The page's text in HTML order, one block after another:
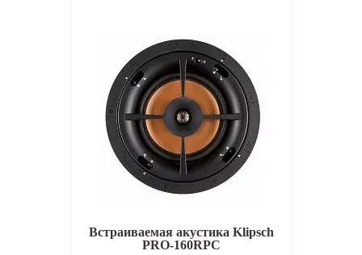
Встраиваемая акустикаKlipsch
PRO-160RPC